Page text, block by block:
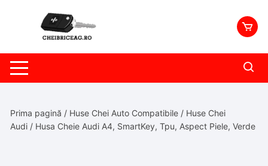
Prima pagină / Huse Chei Auto Compatibile / Huse Chei
Audi / Husa Cheie Audi A4, SmartKey, Tpu, Aspect Piele, Verde